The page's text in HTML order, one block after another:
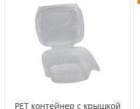
PET контейнер с крышкой